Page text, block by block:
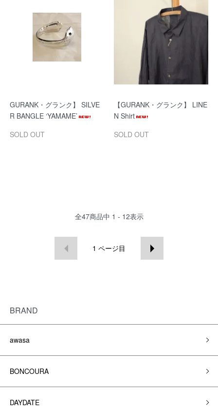
GURANK・グランク】 SILVE
R BANGLE ‘YAMAME’
SOLD OUT
【GURANK・グランク】 LINE
N Shirt
SOLD OUT
全47商品中 1 - 12表示
1 ページ目
BRAND
awasa
BONCOURA
DAYDATE